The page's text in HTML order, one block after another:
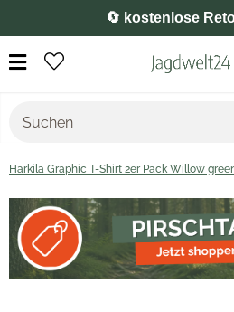
⭐️ 4,8 auf
Härkila Graphic T-Shirt 2er Pack Willow